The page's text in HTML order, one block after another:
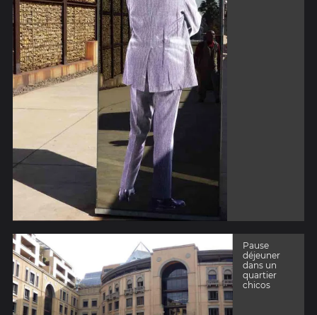
Pause
déjeuner
dans un
quartier
chicos